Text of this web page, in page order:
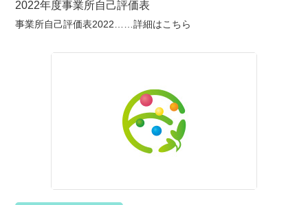
2022年度事業所自己評価表
事業所自己評価表2022……詳細はこちら